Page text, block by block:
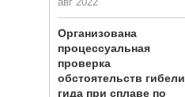
Организована
процессуальная
проверка
обстоятельств гибели
гида при сплаве по